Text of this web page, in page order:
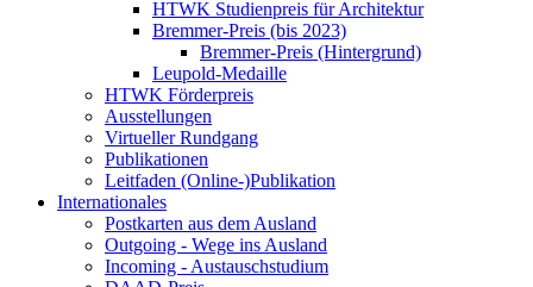
HTWK Studienpreis für Architektur
Bremmer-Preis (bis 2023)
Bremmer-Preis (Hintergrund)
Leupold-Medaille
HTWK Förderpreis
Ausstellungen
Virtueller Rundgang
Publikationen
Leitfaden (Online-)Publikation
Internationales
Postkarten aus dem Ausland
Outgoing - Wege ins Ausland
Incoming - Austauschstudium